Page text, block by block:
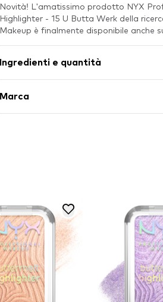
Novità! L'amatissimo prodotto NYX
Highlighter - 15 U Butta Werk della
Makeup è finalmente disponibile anche
Ingredienti e quantità
Marca